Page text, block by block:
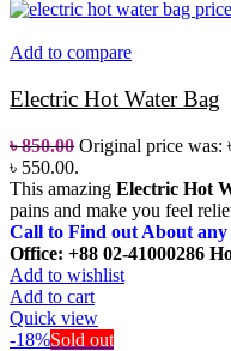
Add to compare
Electric Hot Water Bag
৳850.00 Original price was:
৳ 550.00.
This amazing Electric Hot
pains and make you feel
Call to Find out About
Office: +88 02-41000286
Add to wishlist
Add to cart
Quick view
-18%Sold out